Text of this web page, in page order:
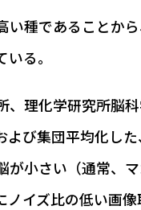
種であることか
る。
理化学研究所脳
集団平均化し
小さい（通常、
イズ比の低い画像